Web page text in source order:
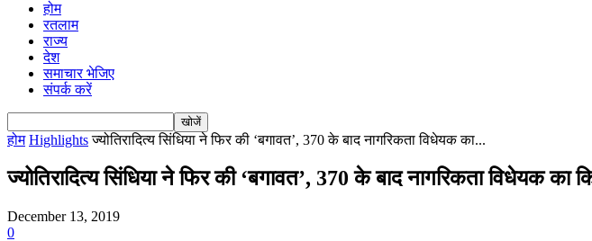
होम
रतलाम
राज्य
देश
समाचार भेजिए
संपर्क करें
होम Highlights ज्योतिरादित्य सिंधिया ने फिर की ‘बगावत’, 370 के बाद नागरिकता विधेयक का...
ज्योतिरादित्य सिंधिया ने फिर की ‘बगावत’, 370 के बाद नागरिकता विधेयक का
December 13, 2019
0